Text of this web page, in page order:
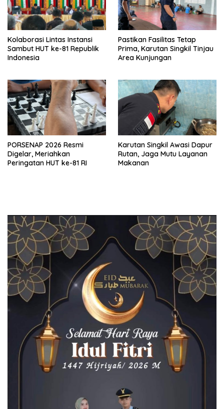
Kolaborasi Lintas Instansi
Sambut HUT ke-81 Republik
Indonesia
Pastikan Fasilitas Tetap
Prima, Karutan Singkil Tinjau
Area Kunjungan
PORSENAP 2026 Resmi
Digelar, Meriahkan
Peringatan HUT ke-81 RI
Karutan Singkil Awasi Dapur
Rutan, Jaga Mutu Layanan
Makanan